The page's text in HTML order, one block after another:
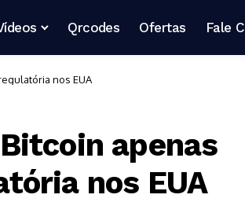
Qrcodes Ofertas Fale
nos EUA
apenas
nos EUA